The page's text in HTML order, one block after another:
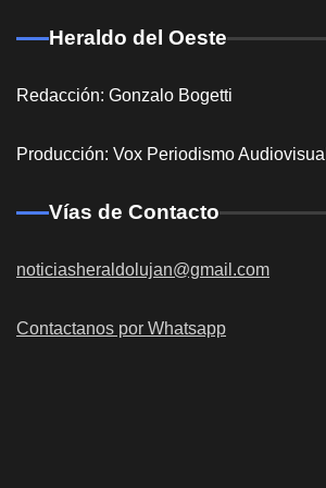
Heraldo del Oeste
Redacción: Gonzalo Bogetti
Producción: Vox Periodismo Audiovisual
Vías de Contacto
noticiasheraldolujan@gmail.com
Contactanos por Whatsapp